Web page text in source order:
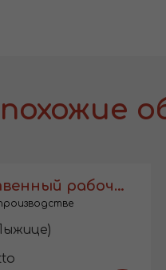
похожие
Производственный рабочий